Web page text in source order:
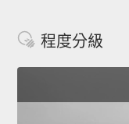
程度分級